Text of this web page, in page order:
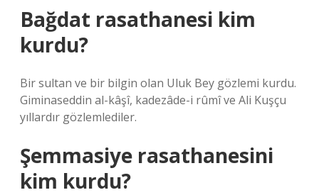
Bağdat rasathanesi kim
kurdu?
Bir sultan ve bir bilgin olan Uluk Bey gözlemi kurdu.
Giminaseddin al-kâşî, kadezâde-i rûmî ve Ali Kuşçu
yıllardır gözlemlediler.
Şemmasiye rasathanesini
kim kurdu?